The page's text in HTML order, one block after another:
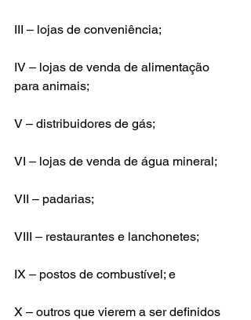
III – lojas de conveniência;
IV – lojas de venda de alimentação
para animais;
V – distribuidores de gás;
VI – lojas de venda de água mineral;
VII – padarias;
VIII – restaurantes e lanchonetes;
IX – postos de combustível; e
X – outros que vierem a ser definidos